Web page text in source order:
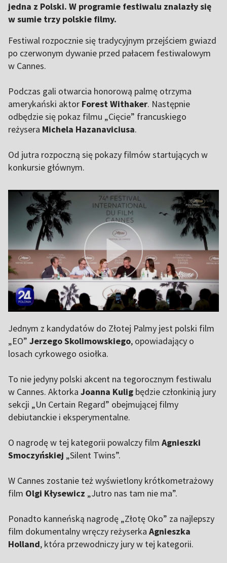
jedna z Polski. W programie festiwalu znalazły się
w sumie trzy polskie filmy.
Festiwal rozpocznie się tradycyjnym przejściem gwiazd
po czerwonym dywanie przed pałacem festiwalowym
w Cannes.
Podczas gali otwarcia honorową palmę otrzyma
amerykański aktor Forest Withaker. Następnie
odbędzie się pokaz filmu „Cięcie” francuskiego
reżysera Michela Hazanaviciusa.
Od jutra rozpoczną się pokazy filmów startujących w
konkursie głównym.
Jednym z kandydatów do Złotej Palmy jest polski film
„EO” Jerzego Skolimowskiego, opowiadający o
losach cyrkowego osiołka.
To nie jedyny polski akcent na tegorocznym festiwalu
w Cannes. Aktorka Joanna Kulig będzie członkinią jury
sekcji „Un Certain Regard” obejmującej filmy
debiutanckie i eksperymentalne.
O nagrodę w tej kategorii powalczy film Agnieszki
Smoczyńskiej „Silent Twins”.
W Cannes zostanie też wyświetlony krótkometrażowy
film Olgi Kłysewicz „Jutro nas tam nie ma”.
Ponadto kanneńską nagrodę „Złotę Oko” za najlepszy
film dokumentalny wręczy reżyserka Agnieszka
Holland, która przewodniczy jury w tej kategorii.